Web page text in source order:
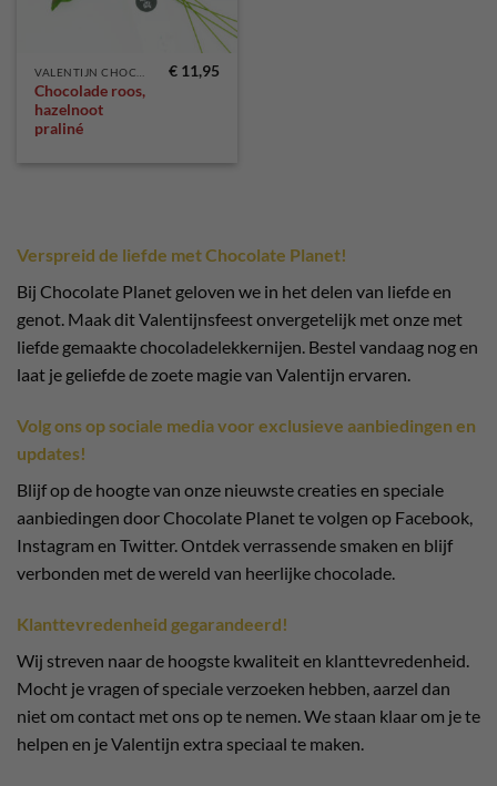
Chocolade roos,
hazelnoot
praliné
€11,95
Verspreid de liefde met Chocolate Planet!
Bij Chocolate Planet geloven we in het delen van liefde en
genot. Maak dit Valentijnsfeest onvergetelijk met onze met
liefde gemaakte chocoladelekkernijen. Bestel vandaag nog en
laat je geliefde de zoete magie van Valentijn ervaren.
Volg ons op sociale media voor exclusieve aanbiedingen en
updates!
Blijf op de hoogte van onze nieuwste creaties en speciale
aanbiedingen door Chocolate Planet te volgen op Facebook,
Instagram en Twitter. Ontdek verrassende smaken en blijf
verbonden met de wereld van heerlijke chocolade.
Klanttevredenheid gegarandeerd!
Wij streven naar de hoogste kwaliteit en klanttevredenheid.
Mocht je vragen of speciale verzoeken hebben, aarzel dan
niet om contact met ons op te nemen. We staan klaar om je te
helpen en je Valentijn extra speciaal te maken.